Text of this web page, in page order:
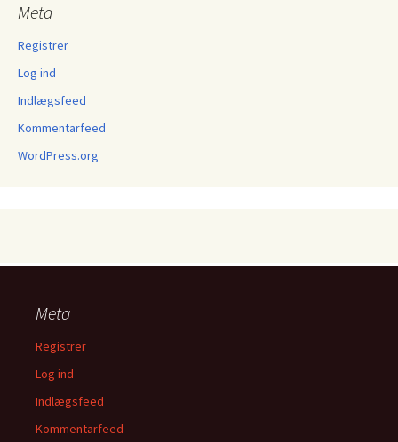
Meta
Registrer
Log ind
Indlægsfeed
Kommentarfeed
WordPress.org
Meta
Registrer
Log ind
Indlægsfeed
Kommentarfeed